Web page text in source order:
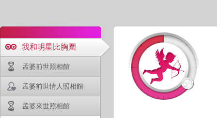
我和明星比胸圍
孟婆前世照相館
孟婆前世情人照相館
孟婆來世照相館